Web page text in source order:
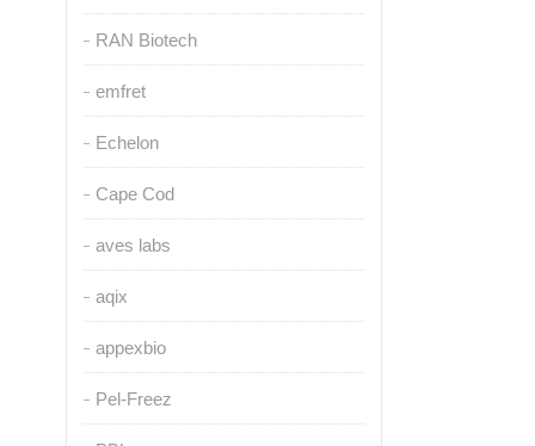
RAN Biotech
emfret
Echelon
Cape Cod
aves labs
aqix
appexbio
Pel-Freez